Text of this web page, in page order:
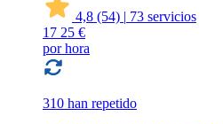
4,8 (54) | 73 servicios
17 25 €
por hora
310 han repetido